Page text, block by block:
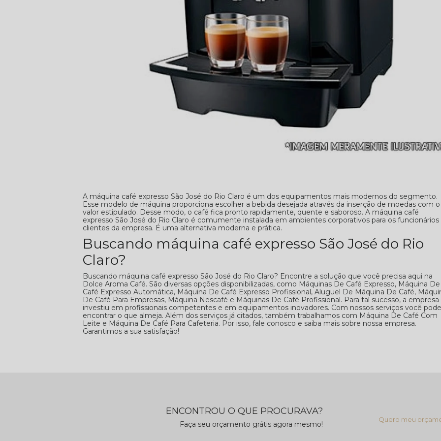
A máquina café expresso São José do Rio Claro é um dos equipamentos mais modernos do segmento.
Esse modelo de máquina proporciona escolher a bebida desejada através da inserção de moedas com o
valor estipulado. Desse modo, o café fica pronto rapidamente, quente e saboroso. A máquina café
expresso São José do Rio Claro é comumente instalada em ambientes corporativos para os funcionários
clientes da empresa. É uma alternativa moderna e prática.
Buscando máquina café expresso São José do Rio
Claro?
Buscando máquina café expresso São José do Rio Claro? Encontre a solução que você precisa aqui na
Dolce Aroma Café. São diversas opções disponibilizadas, como Máquinas De Café Expresso, Máquina De
Café Expresso Automática, Máquina De Café Expresso Profissional, Aluguel De Máquina De Café,
De Café Para Empresas, Máquina Nescafé e Máquinas De Café Profissional. Para tal sucesso, a empresa
investiu em profissionais competentes e em equipamentos inovadores. Com nossos serviços você pode
encontrar o que almeja. Além dos serviços já citados, também trabalhamos com Máquina De Café Com
Leite e Máquina De Café Para Cafeteria. Por isso, fale conosco e saiba mais sobre nossa empresa.
Garantimos a sua satisfação!
ENCONTROU O QUE PROCURAVA?
Faça seu orçamento grátis agora mesmo!
Quero meu